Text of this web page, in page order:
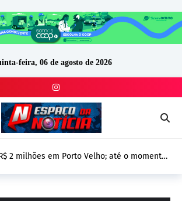
feira, 06 de agosto de 2026
2 milhões em Porto Velho; até o momento,